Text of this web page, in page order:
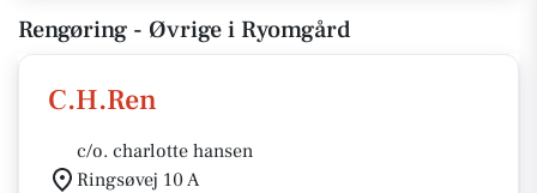
Rengøring - Øvrige i Ryomgård
C.H.Ren
c/o. charlotte hansen
Ringsøvej 10 A